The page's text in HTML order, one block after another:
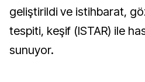
geliştirildi ve istihbarat,
tespiti, keşif (ISTAR) ile
sunuyor.